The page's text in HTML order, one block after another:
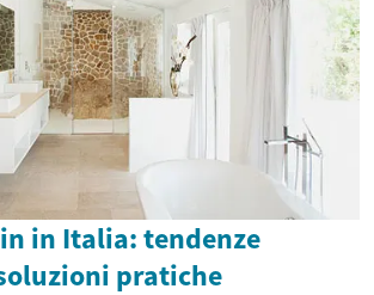
in Italia: tendenze
pratiche